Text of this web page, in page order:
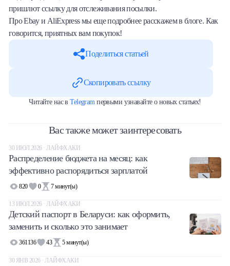
пришлют ссылку для отслеживания посылки.
Про Ebay и AliExpress мы еще подробнее расскажем в блоге. Как
говорится, приятных вам покупок!
Поделиться статьей
Скопировать ссылку
Читайте нас вTelegram первыми узнавайте о новых статьях!
Вас также может заинтересовать
30 ИЮЛ 2026 · ЛАЙФХАКИ
Распределение бюджета на месяц: как
эффективно распорядиться зарплатой
820 0 7минут(ы)
13 ИЮЛ 2026 · ЛАЙФХАКИ
Детский паспорт в Беларуси: как оформить,
заменить и сколько это занимает
361136 43 5минут(ы)
30 ЯНВ 2026 · ЛАЙФХАКИ